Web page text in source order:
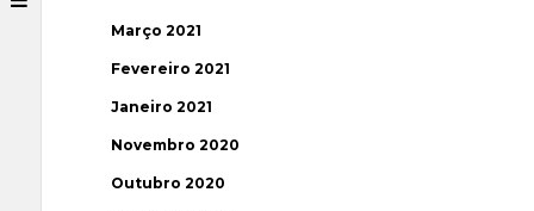
Março 2021
Fevereiro 2021
Janeiro 2021
Novembro 2020
Outubro 2020